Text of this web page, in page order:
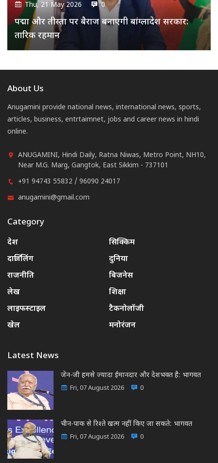
Thu, 21 May 2026 0
पद्मा और तीस्ता पर बैराज बनाएगी बांग्लादेश सरकार:
तारिक रहमान
About Us
Anugamini provide national news, international news, sports,
articles, business, entrtaimnet, jobs and career news in hindi
online.
ANUGAMINI, Hindi Daily, Ratna Niwas, Metro Point, NH10,
Near M.G. Marg, Gangtok, East Sikkim - 737101
+91 94743 55832 / 96090 24017
anugamini@gmail.com
Category
देश
सिक्किम
दार्जिलिंग
दुनिया
राजनीति
बिजनेस
लेख
शिक्षा
लाइफस्टाइल
टैकनोलॉजी
खेल
मनोरंजन
Latest News
जेन-जी हमसे ज्यादा ईमानदार और देशभक्त है: भागवत
Fri, 07 August 2026 0
चीन-पाक से रिश्ते खत्म नहीं किए जा सकते: भागवत
Fri, 07 August 2026 0